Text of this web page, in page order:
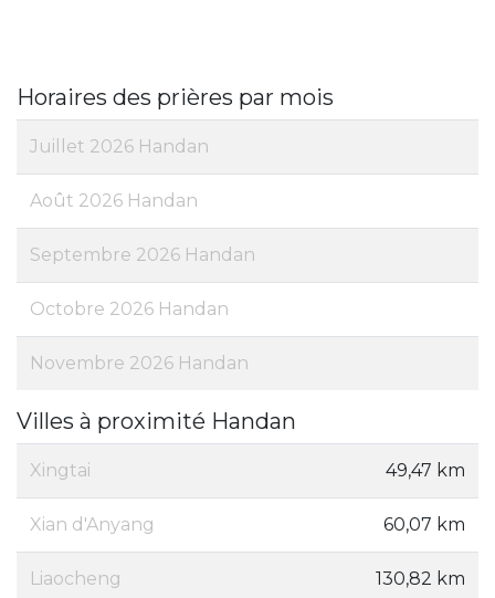
Horaires des prières par mois
Juillet 2026 Handan
Août 2026 Handan
Septembre 2026 Handan
Octobre 2026 Handan
Novembre 2026 Handan
Villes à proximité Handan
Xingtai 49,47 km
Xian d'Anyang 60,07 km
Liaocheng 130,82 km